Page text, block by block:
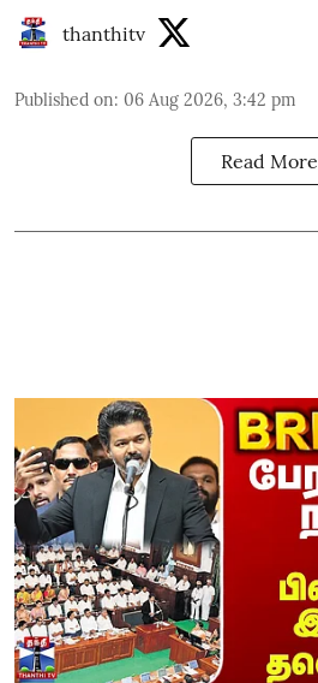
thanthitv
Published on: 06 Aug 2026, 3:42 pm
Read More